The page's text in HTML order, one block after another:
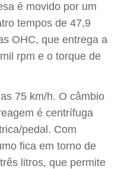
é movido por um
tempos de 47,9
OHC, que entrega a
rpm e o torque de
75 km/h. O câmbio
é centrífuga
pedal. Com
fica em torno de
litros, que permite